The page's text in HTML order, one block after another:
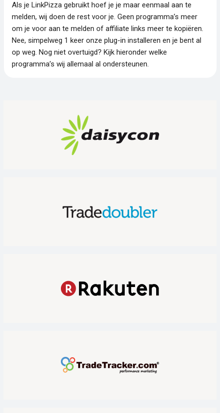
Als je LinkPizza gebruikt hoef je je maar eenmaal aan te
melden, wij doen de rest voor je. Geen programma’s meer
om je voor aan te melden of affiliate links meer te kopiëren.
Nee, simpelweg 1 keer onze plug-in installeren en je bent al
op weg. Nog niet overtuigd? Kijk hieronder welke
programma’s wij allemaal al ondersteunen.